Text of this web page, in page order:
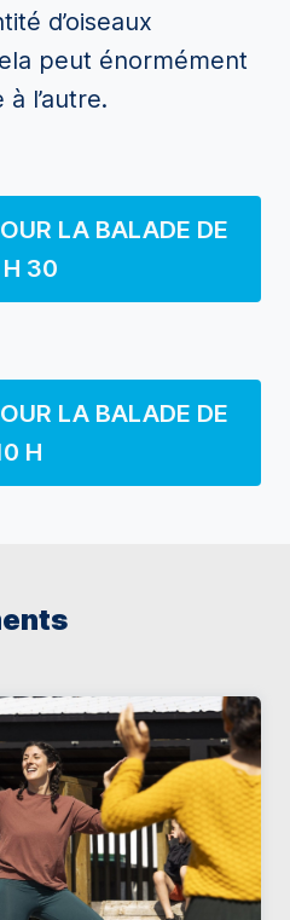
d’oiseaux
peut énormément
l’autre.
LA BALADE DE
30
LA BALADE DE
H